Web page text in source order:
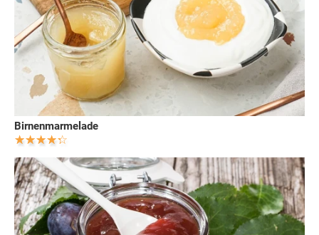
Birnenmarmelade